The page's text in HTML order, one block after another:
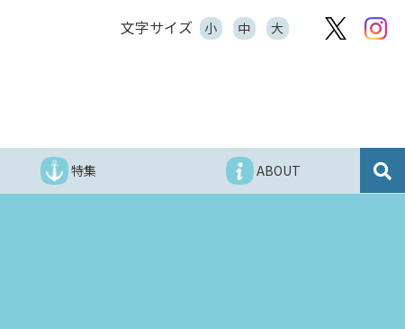
文字サイズ 小 中 大
特集 ABOUT